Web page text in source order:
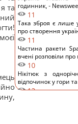
та годинник, -
11
Така зброя є лише
про створення
11
Частина ракети
вчені розповіли
10
Нікітюк з
відпочинок у гори
12